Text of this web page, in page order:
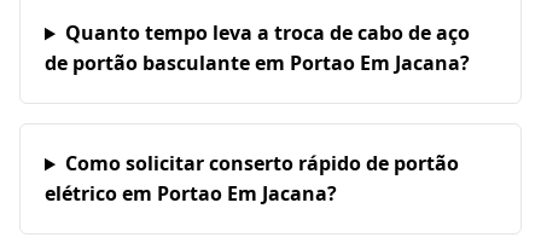
Quanto tempo leva a troca de cabo de aço
de portão basculante em Portao Em Jacana?
Como solicitar conserto rápido de portão
elétrico em Portao Em Jacana?